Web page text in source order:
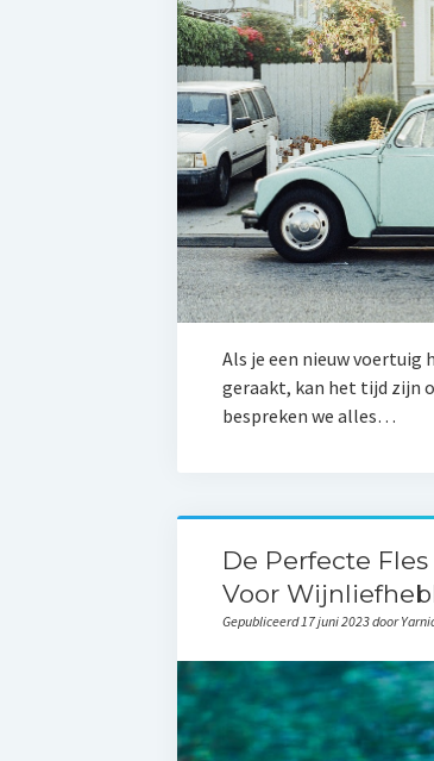
Als je een nieuw voertuig
geraakt, kan het tijd zijn
bespreken we alles…
De Perfecte
Voor
Gepubliceerd 17 juni 2023 door